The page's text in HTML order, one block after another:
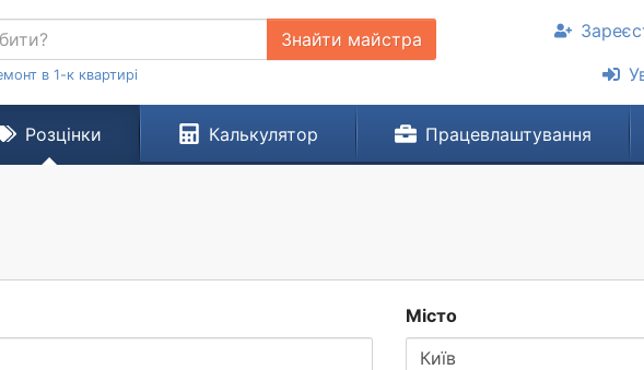
Знайти майстра
в 1-к квартирі
Розцінки Калькулятор Працевлаштування
Місто
Київ